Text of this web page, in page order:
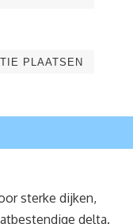
sterke dijken,
delta.